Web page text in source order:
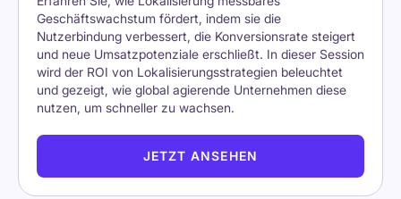
Geschäftswachstum fördert, indem sie die
Nutzerbindung verbessert, die Konversionsrate steigert
und neue Umsatzpotenziale erschließt. In dieser Session
wird der ROI von Lokalisierungsstrategien beleuchtet
und gezeigt, wie global agierende Unternehmen diese
nutzen, um schneller zu wachsen.
JETZT ANSEHEN